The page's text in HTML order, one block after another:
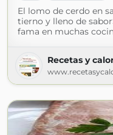
El lomo de cerdo en
tierno y lleno de
fama en muchas
Recetas y